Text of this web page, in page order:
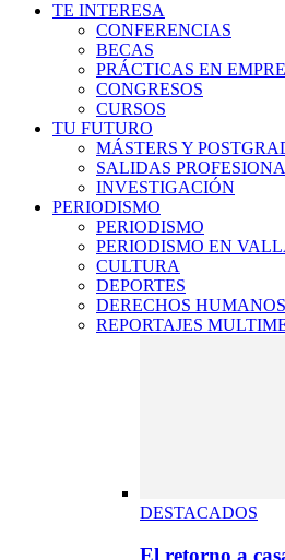
TE INTERESA
CONFERENCIAS
BECAS
PRÁCTICAS EN
CONGRESOS
CURSOS
TU FUTURO
MÁSTERS Y
SALIDAS
INVESTIGACIÓN
PERIODISMO
PERIODISMO
PERIODISMO EN
CULTURA
DEPORTES
DERECHOS HUMANOS
REPORTAJES
DESTACADOS
El retorno a